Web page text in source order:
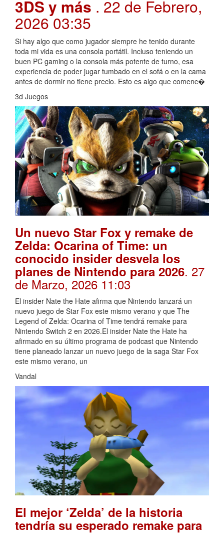
3DS y más. 22 de Febrero,
2026 03:35
Si hay algo que como jugador siempre he tenido durante
toda mi vida es una consola portátil. Incluso teniendo un
buen PC gaming o la consola más potente de turno, esa
experiencia de poder jugar tumbado en el sofá o en la cama
antes de dormir no tiene precio. Esto es algo que comenc�
3d Juegos
Un nuevo Star Fox y remake de
Zelda: Ocarina of Time: un
conocido insider desvela los
planes de Nintendo para 2026. 27
de Marzo, 2026 11:03
El insider Nate the Hate afirma que Nintendo lanzará un
nuevo juego de Star Fox este mismo verano y que The
Legend of Zelda: Ocarina of Time tendrá remake para
Nintendo Switch 2 en 2026.El insider Nate the Hate ha
afirmado en su último programa de podcast que Nintendo
tiene planeado lanzar un nuevo juego de la saga Star Fox
este mismo verano, un
Vandal
El mejor ‘Zelda’ de la historia
tendría su esperado remake para